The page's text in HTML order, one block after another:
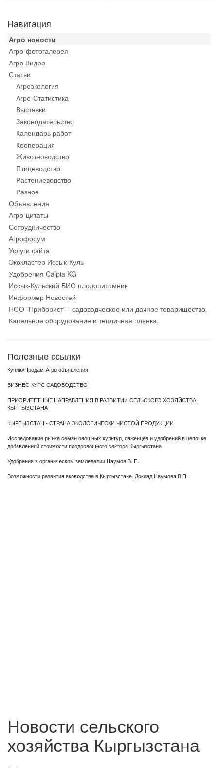
Навигация
Агро новости
Агро-фотогалерея
Агро Видео
Статьи
Агроэкология
Агро-Статистика
Выставки
Законодательство
Календарь работ
Кооперация
Животноводство
Птицеводство
Растениеводство
Разное
Объявления
Агро-цитаты
Сотрудничество
Агрофорум
Услуги сайта
Экокластер Иссык-Куль
Удобрения Calpia KG
Иссык-Кульский БИО плодопитомник
Информер Новостей
НОО "Приборист" - садоводческое или дачное товарищество.
Капельное оборудование и тепличная пленка.
Полезные ссылки
Куплю/Продам-Агро объявления
БИЗНЕС-КУРС САДОВОДСТВО
ПРИОРИТЕТНЫЕ НАПРАВЛЕНИЯ В РАЗВИТИИ СЕЛЬСКОГО ХОЗЯЙСТВА
КЫРГЫЗСТАНА
КЫРГЫЗСТАН - СТРАНА ЭКОЛОГИЧЕСКИ ЧИСТОЙ ПРОДУКЦИИ
Исследование рынка семян овощных культур, саженцев и удобрений в цепочке
добавленной стоимости плодоовощного сектора Кыргызстана
Удобрения в органическом земледелии Наумов В. П.
Возможности развития яководства в Кыргызстане. Доклад Наумова В.П.
Новости сельского
хозяйства Кыргызстана